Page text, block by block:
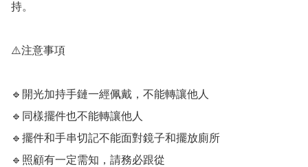
持。
⚠️注意事項
🔹️開光加持手鏈一經佩戴，不能轉讓他人
🔹️同樣擺件也不能轉讓他人
🔹️擺件和手串切記不能面對鏡子和擺放廁所
🔹️照顧有一定需知，請務必跟從